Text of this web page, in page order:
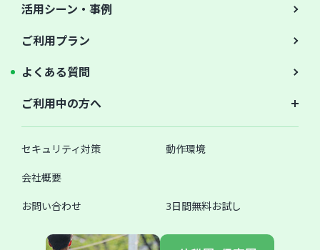
活用シーン・事例
ご利用プラン
よくある質問
ご利用中の方へ
セキュリティ対策 動作環境
会社概要
お問い合わせ 3日間無料お試し